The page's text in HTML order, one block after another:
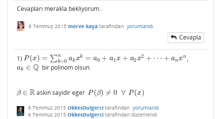
Cevapları merakla bekliyorum..
6 Temmuz 2015 merve kaya tarafından yorumlandı
Cevapla
1) P(x) = ∑n
k=0 ak xk = a0 + a1x + a2x2 + ⋯ + anxn
P(x)=∑ k= 0n ak k =a0+a 1x +a2 x2 +⋯+ anx n
ak ∈ Q
ak∈Q bir polinom olsun.
β ∈ R
β∈R askin sayidir egerP(β) ≠ 0
P(β)≠0 ∀
∀ P(x)
P(x)
6 Temmuz 2015 OkkesDulgerci tarafından yorumlandı
6 Temmuz 2015 OkkesDulgerci tarafından düzenlendi